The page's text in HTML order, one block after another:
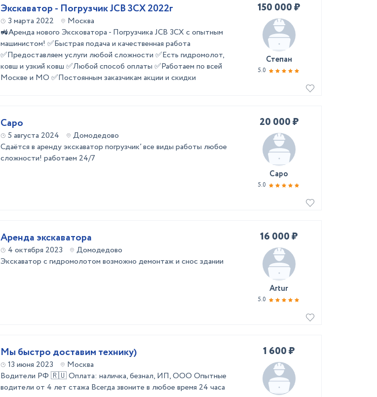
Экскаватор - Погрузчик JCB 3CX 2022г
3 марта 2022
Москва
🚜Аренда нового Эксковатора - Погрузчика JCB 3CX с опытным
машинистом! ✅Быстрая подача и качественная работа
✅Предоставляем услуги любой сложности ✅Есть гидромолот,
ковш и узкий ковш ✅Любой способ оплаты ✅Работаем по всей
Москве и МО ✅Постоянным заказчикам акции и скидки
150 000 ₽
Степан
5.0
Саро
5 августа 2024
Домодедово
Сдаётся в аренду экскаватор погрузчик’ все виды работы любое
сложности! работаем 24/7
20 000 ₽
Саро
5.0
Аренда экскаватора
4 октября 2023
Домодедово
Экскаватор с гидромолотом возможно демонтаж и снос здании
16 000 ₽
Artur
5.0
Мы быстро доставим технику)
13 июня 2023
Москва
Водители РФ 🇷🇺 Оплата: наличка, безнал, ИП, ООО Опытные
водители от 4 лет стажа Всегда звоните в любое время 24 часа
1 600 ₽